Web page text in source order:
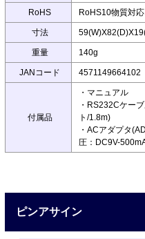
RoHS RoHS10物質対応
寸法
重量 140g
JANコード 4571149664102
付属品
・マニュアル
・RS232Cケー
ト/1.8m)
・ACアダプタ
圧：DC9V-
ピンアサイン